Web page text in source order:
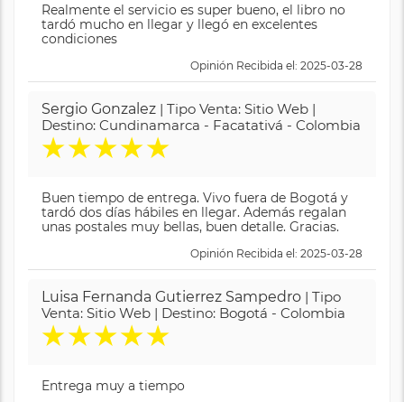
Realmente el servicio es super bueno, el libro no
tardó mucho en llegar y llegó en excelentes
condiciones
Opinión Recibida el: 2025-03-28
Sergio Gonzalez | Tipo Venta: Sitio Web |
Destino: Cundinamarca - Facatativá - Colombia
★★★★★
Buen tiempo de entrega. Vivo fuera de Bogotá y
tardó dos días hábiles en llegar. Además regalan
unas postales muy bellas, buen detalle. Gracias.
Opinión Recibida el: 2025-03-28
Luisa Fernanda Gutierrez Sampedro | Tipo
Venta: Sitio Web | Destino: Bogotá - Colombia
★★★★★
Entrega muy a tiempo